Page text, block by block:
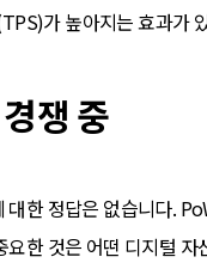
가 높아지는 효과가
쟁 중
한 정답은 없습니다.
한 것은 어떤 디지털